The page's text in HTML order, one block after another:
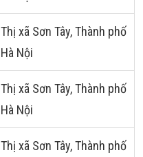
Thị xã Sơn Tây, Thành phố
Hà Nội
Thị xã Sơn Tây, Thành phố
Hà Nội
Thị xã Sơn Tây, Thành phố